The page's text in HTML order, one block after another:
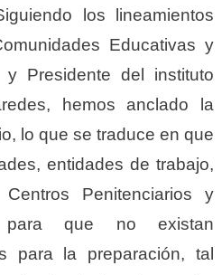
los lineamientos
Educativas y
Presidente del instituto
hemos anclado la
lo que se traduce en que
entidades de trabajo,
Penitenciarios y
para que no existan
para la preparación, tal